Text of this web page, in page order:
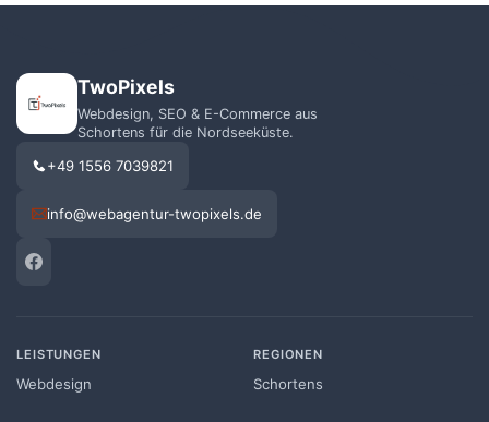
TwoPixels
Webdesign, SEO & E-Commerce aus
Schortens für die Nordseeküste.
+49 1556 7039821
info@webagentur-twopixels.de
LEISTUNGEN
Webdesign
REGIONEN
Schortens